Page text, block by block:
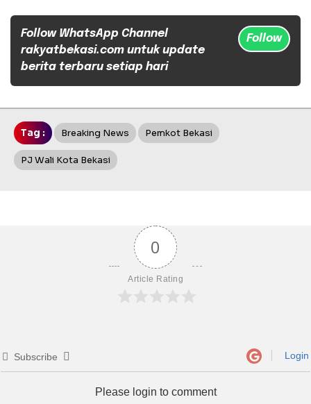
Follow WhatsApp Channel
rakyatbekasi.com untuk update
berita terbaru setiap hari
Follow
Tag : Breaking News Pemkot Bekasi
PJ Wali Kota Bekasi
0
Article Rating
Subscribe Login
Please login to comment